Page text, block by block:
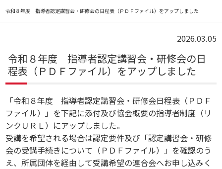
令和８年度 指導者認定講習会・研修会の日程表（ＰＤＦファイル）をアップしました
2026.03.05
令和８年度 指導者認定講習会・研修会の日
程表（ＰＤＦファイル）をアップしました
「令和８年度 指導者認定講習会・研修会日程表（ＰＤＦ
ファイル）」を下記に添付及び協会概要の指導者制度（リ
ンクＵＲＬ）にアップしました。
受講を希望される場合は認定要件及び「認定講習会・研修
会の受講手続きについて（ＰＤＦファイル）」を確認のう
え、所属団体を経由して受講希望の連合会へお申し込みく